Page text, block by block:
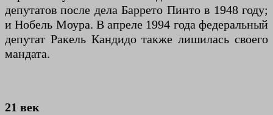
депутатов после дела Баррето Пинто в 1948 году;
и Нобель Моура. В апреле 1994 года федеральный
депутат Ракель Кандидо также лишилась своего
мандата.
21 век